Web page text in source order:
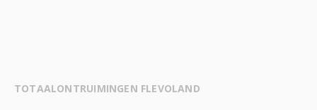
TOTAALONTRUIMINGEN FLEVOLAND